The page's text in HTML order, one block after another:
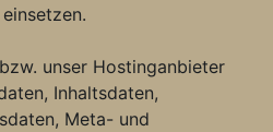
unser Hostinganbieter
Inhaltsdaten,
Meta- und